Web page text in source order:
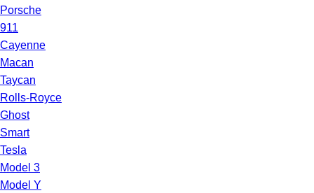
Porsche
911
Cayenne
Macan
Taycan
Rolls-Royce
Ghost
Smart
Tesla
Model 3
Model Y